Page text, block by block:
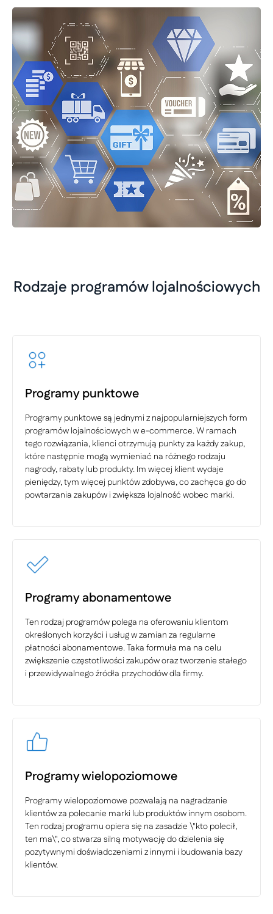
Rodzaje programów lojalnościowych
Programy punktowe
Programy punktowe są jednymi z najpopularniejszych form
programów lojalnościowych w e-commerce. W ramach
tego rozwiązania, klienci otrzymują punkty za każdy zakup,
które następnie mogą wymieniać na różnego rodzaju
nagrody, rabaty lub produkty. Im więcej klient wydaje
pieniędzy, tym więcej punktów zdobywa, co zachęca go do
powtarzania zakupów i zwiększa lojalność wobec marki.
Programy abonamentowe
Ten rodzaj programów polega na oferowaniu klientom
określonych korzyści i usług w zamian za regularne
płatności abonamentowe. Taka formuła ma na celu
zwiększenie częstotliwości zakupów oraz tworzenie stałego
i przewidywalnego źródła przychodów dla firmy.
Programy wielopoziomowe
Programy wielopoziomowe pozwalają na nagradzanie
klientów za polecanie marki lub produktów innym osobom.
Ten rodzaj programu opiera się na zasadzie \"kto polecił,
ten ma\", co stwarza silną motywację do dzielenia się
pozytywnymi doświadczeniami z innymi i budowania bazy
klientów.